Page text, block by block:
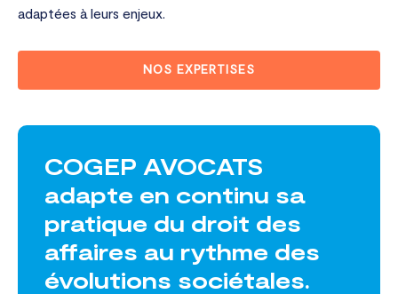
adaptées à leurs enjeux.
NOS EXPERTISES
COGEP AVOCATS
adapte en continu sa
pratique du droit des
affaires au rythme des
évolutions sociétales.